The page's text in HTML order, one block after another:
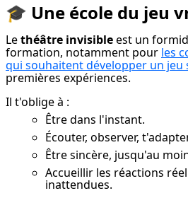
🎓 Une école du jeu
Le théâtre invisible est un
formation, notamment pour les
qui souhaitent développer un jeu
premières expériences.
Il t'oblige à :
Être dans l'instant.
Écouter, observer,
Être sincère, jusqu'au
Accueillir les réactions
inattendues.